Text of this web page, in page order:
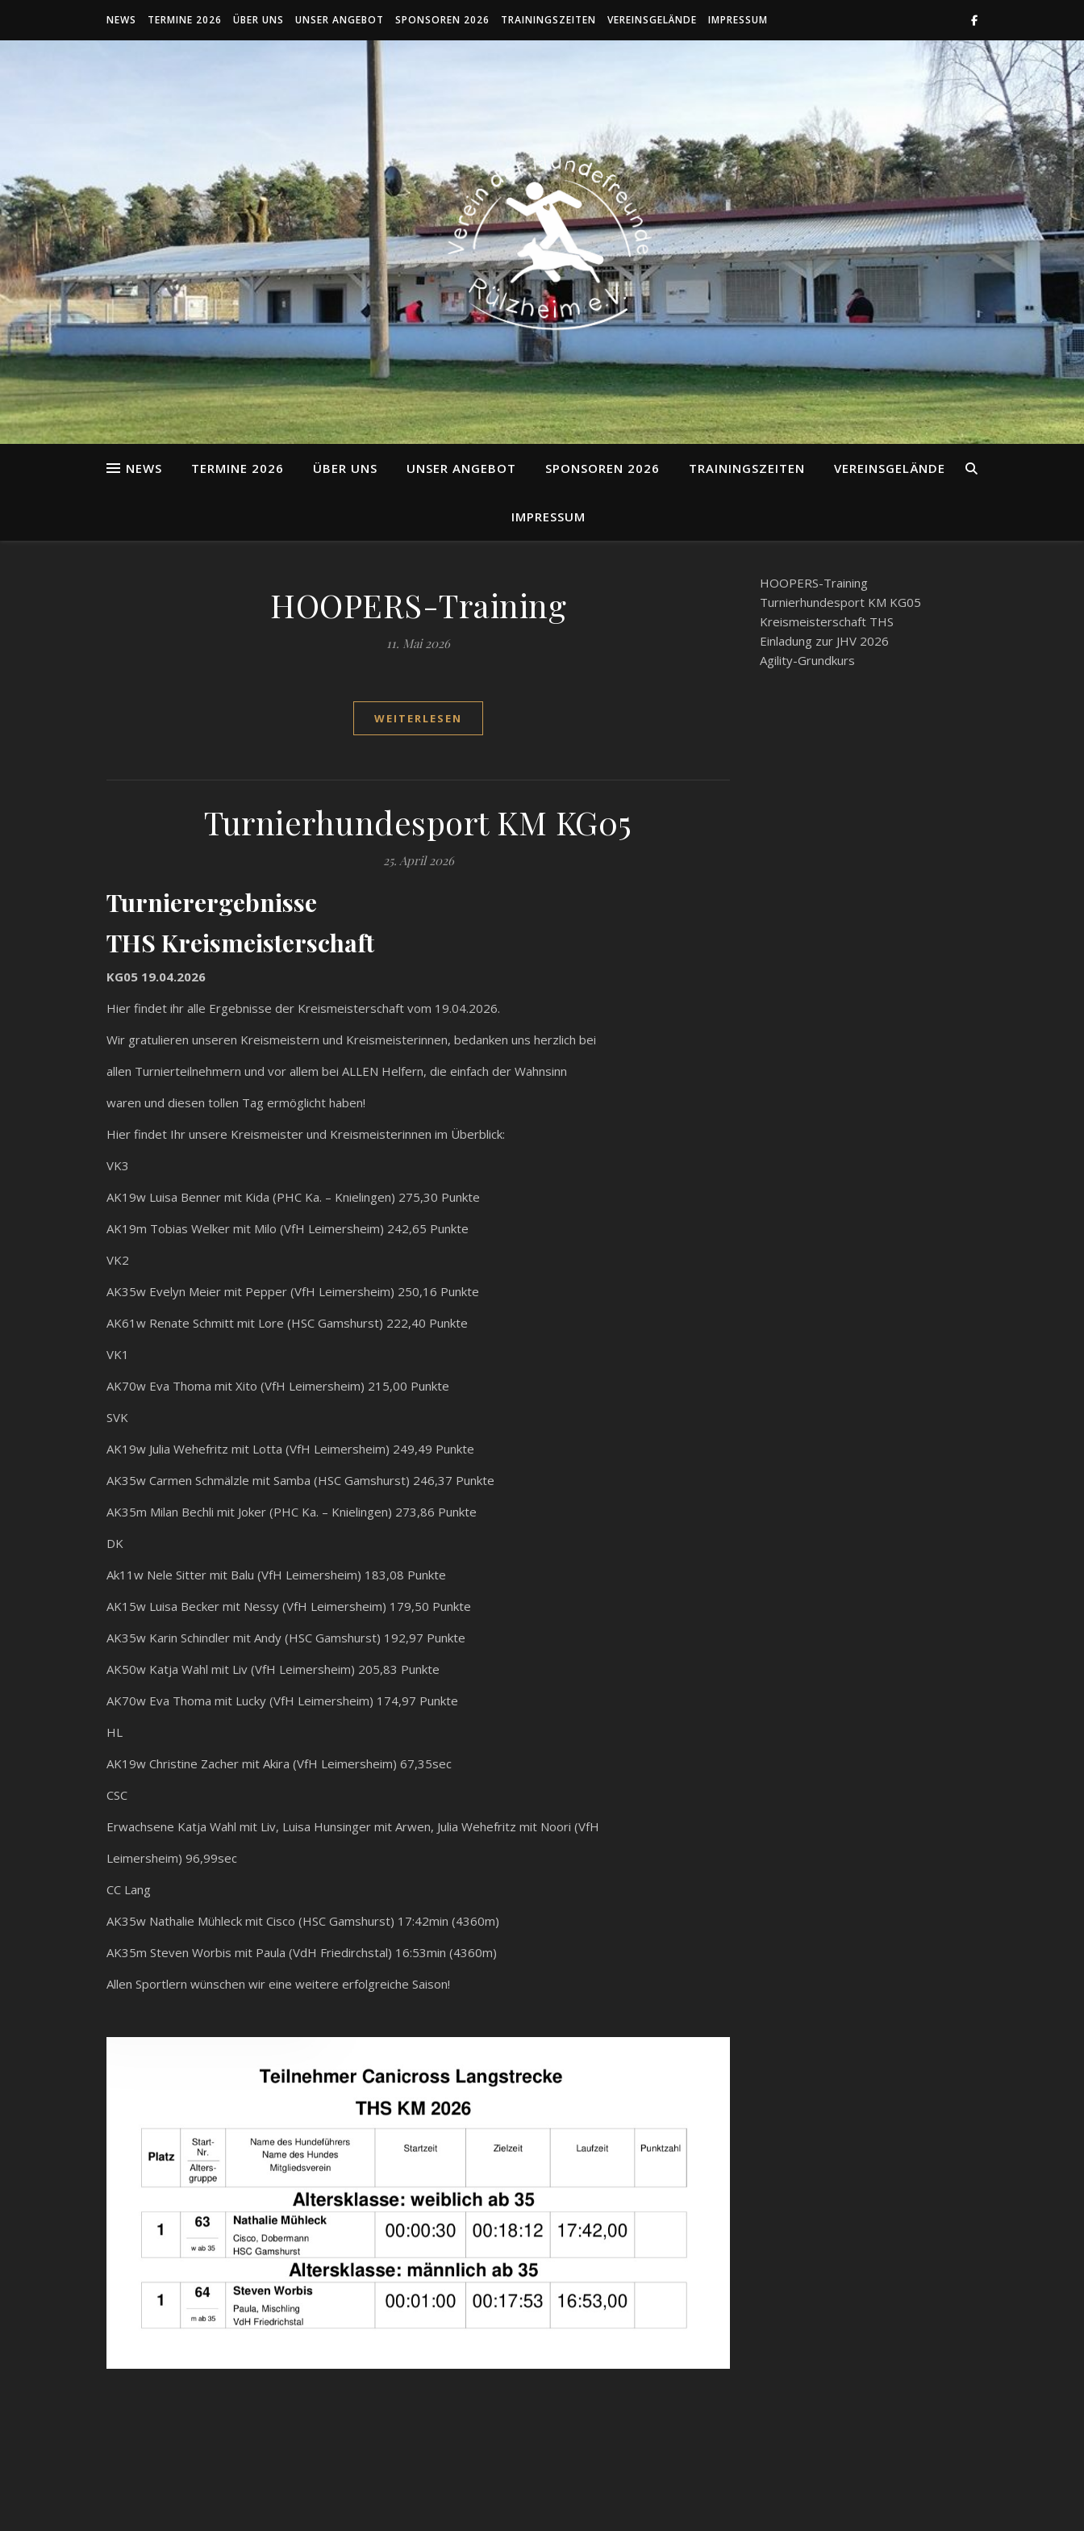
NEWS TERMINE 2026 ÜBER UNS UNSER ANGEBOT SPONSOREN 2026 TRAININGSZEITEN VEREINSGELÄNDE IMPRESSUM
NEWS TERMINE 2026 ÜBER UNS UNSER ANGEBOT SPONSOREN 2026 TRAININGSZEITEN VEREINSGELÄNDE
IMPRESSUM
HOOPERS-Training
11. Mai 2026
WEITERLESEN
Turnierhundesport KM KG05
25. April 2026
Turnierergebnisse
THS Kreismeisterschaft
KG05 19.04.2026
Hier findet ihr alle Ergebnisse der Kreismeisterschaft vom 19.04.2026.
Wir gratulieren unseren Kreismeistern und Kreismeisterinnen, bedanken uns herzlich bei
allen Turnierteilnehmern und vor allem bei ALLEN Helfern, die einfach der Wahnsinn
waren und diesen tollen Tag ermöglicht haben!
Hier findet Ihr unsere Kreismeister und Kreismeisterinnen im Überblick:
VK3
AK19w Luisa Benner mit Kida (PHC Ka. – Knielingen) 275,30 Punkte
AK19m Tobias Welker mit Milo (VfH Leimersheim) 242,65 Punkte
VK2
AK35w Evelyn Meier mit Pepper (VfH Leimersheim) 250,16 Punkte
AK61w Renate Schmitt mit Lore (HSC Gamshurst) 222,40 Punkte
VK1
AK70w Eva Thoma mit Xito (VfH Leimersheim) 215,00 Punkte
SVK
AK19w Julia Wehefritz mit Lotta (VfH Leimersheim) 249,49 Punkte
AK35w Carmen Schmälzle mit Samba (HSC Gamshurst) 246,37 Punkte
AK35m Milan Bechli mit Joker (PHC Ka. – Knielingen) 273,86 Punkte
DK
Ak11w Nele Sitter mit Balu (VfH Leimersheim) 183,08 Punkte
AK15w Luisa Becker mit Nessy (VfH Leimersheim) 179,50 Punkte
AK35w Karin Schindler mit Andy (HSC Gamshurst) 192,97 Punkte
AK50w Katja Wahl mit Liv (VfH Leimersheim) 205,83 Punkte
AK70w Eva Thoma mit Lucky (VfH Leimersheim) 174,97 Punkte
HL
AK19w Christine Zacher mit Akira (VfH Leimersheim) 67,35sec
CSC
Erwachsene Katja Wahl mit Liv, Luisa Hunsinger mit Arwen, Julia Wehefritz mit Noori (VfH
Leimersheim) 96,99sec
CC Lang
AK35w Nathalie Mühleck mit Cisco (HSC Gamshurst) 17:42min (4360m)
AK35m Steven Worbis mit Paula (VdH Friedirchstal) 16:53min (4360m)
Allen Sportlern wünschen wir eine weitere erfolgreiche Saison!
HOOPERS-Training
Turnierhundesport KM KG05
Kreismeisterschaft THS
Einladung zur JHV 2026
Agility-Grundkurs